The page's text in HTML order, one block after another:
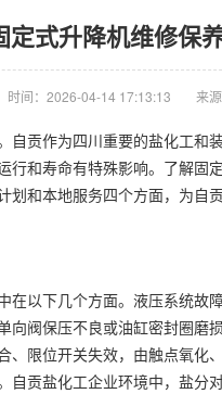
定式升降机维修保
时间：2026-04-14 17:13:13 来
自贡作为四川重要的盐化工
和寿命有特殊影响。了解
和本地服务四个方面，为自
以下几个方面。液压系统
阀保压不良或油缸密封圈
限位开关失效，由触点氧
贡盐化工企业环境中，盐分